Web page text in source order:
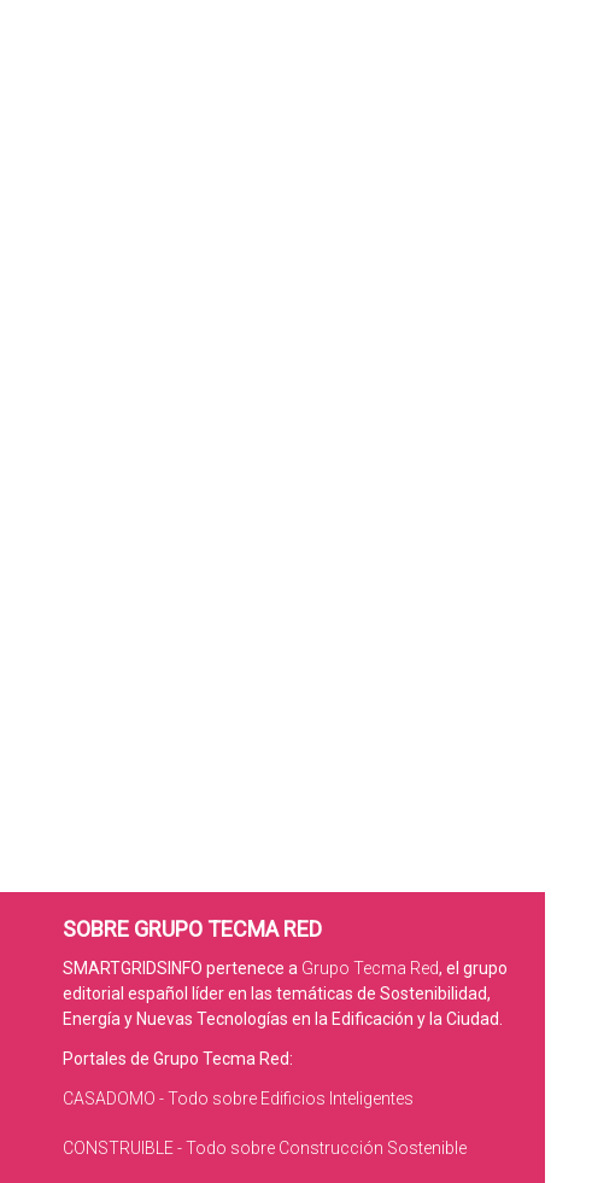
SOBRE GRUPO TECMA RED
SMARTGRIDSINFO pertenece a Grupo Tecma Red, el grupo
editorial español líder en las temáticas de Sostenibilidad,
Energía y Nuevas Tecnologías en la Edificación y la Ciudad.
Portales de Grupo Tecma Red:
CASADOMO - Todo sobre Edificios Inteligentes
CONSTRUIBLE - Todo sobre Construcción Sostenible